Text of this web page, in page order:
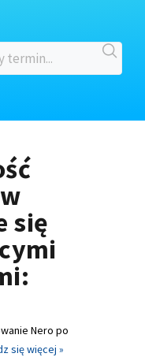
się
Nero po
się więcej »